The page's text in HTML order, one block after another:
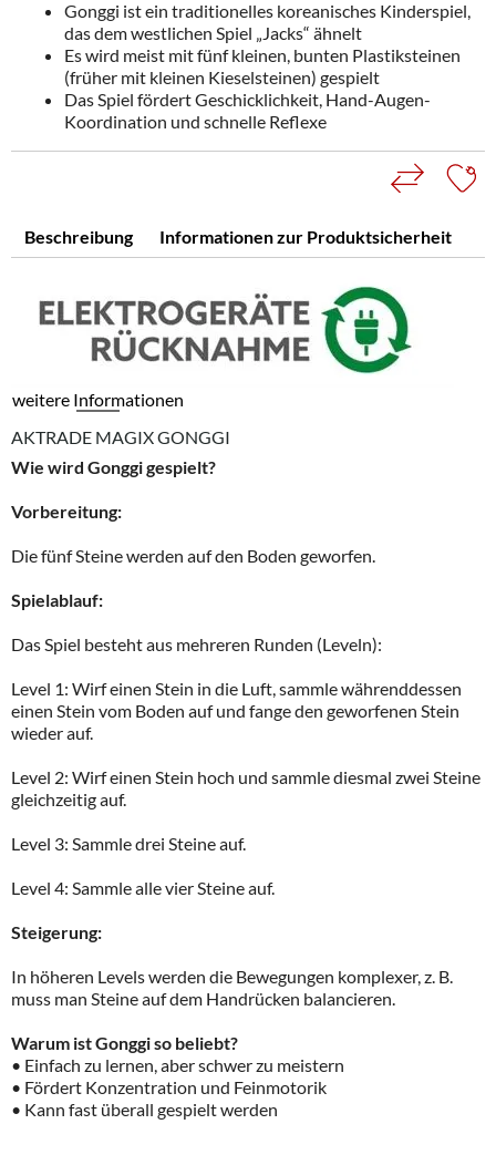
Gonggi ist ein traditionelles koreanisches Kinderspiel,
das dem westlichen Spiel „Jacks“ ähnelt
Es wird meist mit fünf kleinen, bunten Plastiksteinen
(früher mit kleinen Kieselsteinen) gespielt
Das Spiel fördert Geschicklichkeit, Hand-Augen-
Koordination und schnelle Reflexe
Beschreibung Informationen zur Produktsicherheit
weitere Informationen
AKTRADE MAGIX GONGGI
Wie wird Gonggi gespielt?
Vorbereitung:
Die fünf Steine werden auf den Boden geworfen.
Spielablauf:
Das Spiel besteht aus mehreren Runden (Leveln):
Level 1: Wirf einen Stein in die Luft, sammle währenddessen
einen Stein vom Boden auf und fange den geworfenen Stein
wieder auf.
Level 2: Wirf einen Stein hoch und sammle diesmal zwei Steine
gleichzeitig auf.
Level 3: Sammle drei Steine auf.
Level 4: Sammle alle vier Steine auf.
Steigerung:
In höheren Levels werden die Bewegungen komplexer, z. B.
muss man Steine auf dem Handrücken balancieren.
Warum ist Gonggi so beliebt?
• Einfach zu lernen, aber schwer zu meistern
• Fördert Konzentration und Feinmotorik
• Kann fast überall gespielt werden